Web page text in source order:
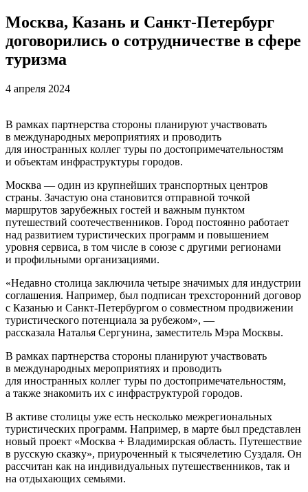
Москва, Казань и Санкт-Петербург
договорились о сотрудничестве в сфере
туризма
4 апреля 2024
В рамках партнерства стороны планируют участвовать
в международных мероприятиях и проводить
для иностранных коллег туры по достопримечательностям
и объектам инфраструктуры городов.
Москва — один из крупнейших транспортных центров
страны. Зачастую она становится отправной точкой
маршрутов зарубежных гостей и важным пунктом
путешествий соотечественников. Город постоянно работает
над развитием туристических программ и повышением
уровня сервиса, в том числе в союзе с другими регионами
и профильными организациями.
«Недавно столица заключила четыре значимых для индустрии
соглашения. Например, был подписан трехсторонний договор
с Казанью и Санкт-Петербургом о совместном продвижении
туристического потенциала за рубежом», —
рассказала Наталья Сергунина, заместитель Мэра Москвы.
В рамках партнерства стороны планируют участвовать
в международных мероприятиях и проводить
для иностранных коллег туры по достопримечательностям,
а также знакомить их с инфраструктурой городов.
В активе столицы уже есть несколько межрегиональных
туристических программ. Например, в марте был представлен
новый проект «Москва + Владимирская область. Путешествие
в русскую сказку», приуроченный к тысячелетию Суздаля. Он
рассчитан как на индивидуальных путешественников, так и
на отдыхающих семьями.